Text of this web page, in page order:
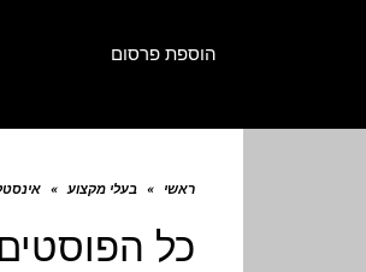
הוספת פרסום
ראשי » בעלי מקצוע »
כל